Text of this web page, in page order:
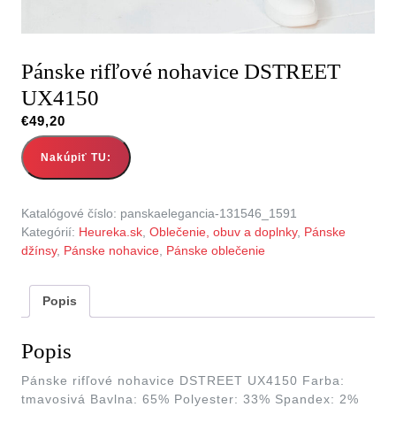
Pánske rifľové nohavice DSTREET
UX4150
€49,20
Nakúpiť TU:
Katalógové číslo: panskaelegancia-131546_1591
Kategórií: Heureka.sk, Oblečenie, obuv a doplnky, Pánske
džínsy, Pánske nohavice, Pánske oblečenie
Popis
Popis
Pánske rifľové nohavice DSTREET UX4150 Farba:
tmavosivá Bavlna: 65% Polyester: 33% Spandex: 2%